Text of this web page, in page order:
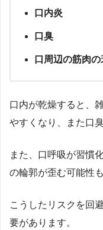
口内炎
口臭
口周辺の筋肉の
口内が乾燥すると、
やすくなり、また口
また、口呼吸が習慣
の輪郭が歪む可能性
こうしたリスクを回
要があります。